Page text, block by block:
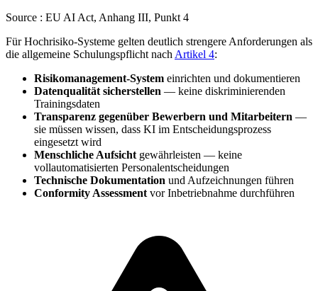
Source : EU AI Act, Anhang III, Punkt 4
Für Hochrisiko-Systeme gelten deutlich strengere Anforderungen als
die allgemeine Schulungspflicht nach Artikel 4:
Risikomanagement-System einrichten und dokumentieren
Datenqualität sicherstellen — keine diskriminierenden
Trainingsdaten
Transparenz gegenüber Bewerbern und Mitarbeitern —
sie müssen wissen, dass KI im Entscheidungsprozess
eingesetzt wird
Menschliche Aufsicht gewährleisten — keine
vollautomatisierten Personalentscheidungen
Technische Dokumentation und Aufzeichnungen führen
Conformity Assessment vor Inbetriebnahme durchführen